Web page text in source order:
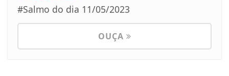
#Salmo do dia 11/05/2023
OUÇA